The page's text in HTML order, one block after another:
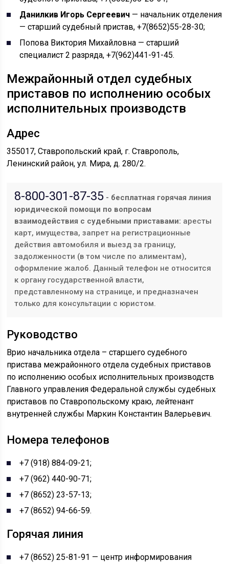
Данилкив Игорь Сергеевич — начальник отделения
— старший судебный пристав, +7(8652)55-28-30;
Попова Виктория Михайловна — старший
специалист 2 разряда, +7(962)441-91-45.
Межрайонный отдел судебных
приставов по исполнению особых
исполнительных производств
Адрес
355017, Ставропольский край, г. Ставрополь,
Ленинский район, ул. Мира, д. 280/2.
8-800-301-87-35 - бесплатная горячая линия
юридической помощи по вопросам
взаимодействия с судебными приставами: аресты
карт, имущества, запрет на регистрационные
действия автомобиля и выезд за границу,
задолженности (в том числе по алиментам),
оформление жалоб. Данный телефон не относится
к органу государственной власти,
представленному на странице, и предназначен
только для консультации с юристом.
Руководство
Врио начальника отдела – старшего судебного
пристава межрайонного отдела судебных приставов
по исполнению особых исполнительных производств
Главного управления Федеральной службы судебных
приставов по Ставропольскому краю, лейтенант
внутренней службы Маркин Константин Валерьевич.
Номера телефонов
+7 (918) 884-09-21;
+7 (962) 440-90-71;
+7 (8652) 23-57-13;
+7 (8652) 94-66-59.
Горячая линия
+7 (8652) 25-81-91 — центр информирования